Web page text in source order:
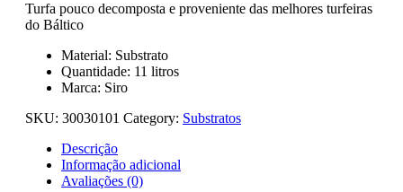
Turfa pouco decomposta e proveniente das melhores turfeiras
do Báltico
Material: Substrato
Quantidade: 11 litros
Marca: Siro
SKU: 30030101 Category: Substratos
Descrição
Informação adicional
Avaliações (0)